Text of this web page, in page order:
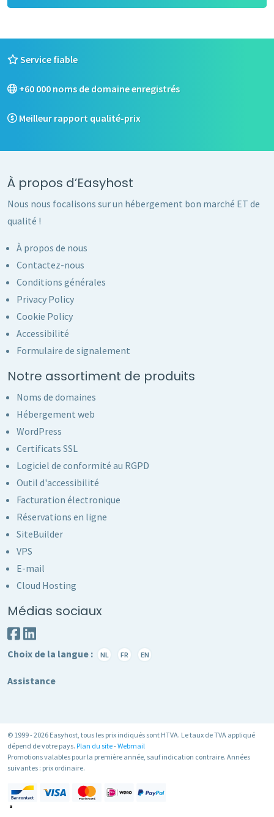
Service fiable
+60 000 noms de domaine enregistrés
Meilleur rapport qualité-prix
À propos d’Easyhost
Nous nous focalisons sur un hébergement bon marché ET de
qualité !
À propos de nous
Contactez-nous
Conditions générales
Privacy Policy
Cookie Policy
Accessibilité
Formulaire de signalement
Notre assortiment de produits
Noms de domaines
Hébergement web
WordPress
Certificats SSL
Logiciel de conformité au RGPD
Outil d'accessibilité
Facturation électronique
Réservations en ligne
SiteBuilder
VPS
E-mail
Cloud Hosting
Médias sociaux
Choix de la langue : NL FR EN
Assistance
© 1999 - 2026 Easyhost, tous les prix indiqués sont HTVA. Le taux de TVA appliqué
dépend de votre pays. Plan du site-Webmail
Promotions valables pour la première année, sauf indication contraire. Années
suivantes : prix ordinaire.